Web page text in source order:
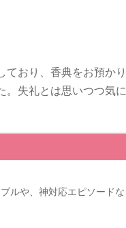
おり、香典をお預かり
失礼とは思いつつ気
ルや、神対応エピソード